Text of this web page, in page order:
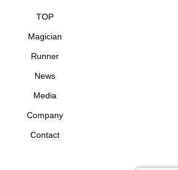
TOP
Magician
Runner
News
Media
Company
Contact